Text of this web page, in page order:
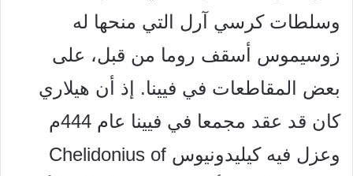
وسلطات كرسي آرل التي منحها له
زوسيموس أسقف روما من قبل، على
بعض المقاطعات في فيينا. إذ أن هيلاري
كان
قد عقد مجمعا في فيينا عام 444م
وعزل فيه كيليدونيوس Chelidonius of